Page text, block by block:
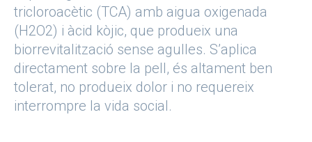
tricloroacètic (TCA) amb aigua oxigenada
(H2O2) i àcid kòjic, que produeix una
biorrevitalització sense agulles. S’aplica
directament sobre la pell, és altament ben
tolerat, no produeix dolor i no requereix
interrompre la vida social.